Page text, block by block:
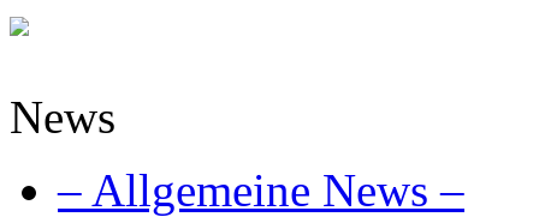
News
– Allgemeine News –